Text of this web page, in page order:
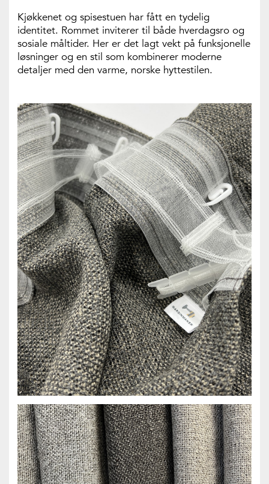
Kjøkkenet og spisestuen har fått en tydelig
identitet. Rommet inviterer til både hverdagsro og
sosiale måltider. Her er det lagt vekt på funksjonelle
løsninger og en stil som kombinerer moderne
detaljer med den varme, norske hyttestilen.